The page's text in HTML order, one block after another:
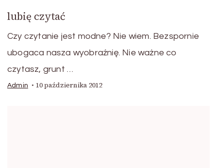
lubię czytać
Czy czytanie jest modne? Nie wiem. Bezspornie
ubogaca nasza wyobraźnię. Nie ważne co
czytasz, grunt …
Admin 10 października 2012